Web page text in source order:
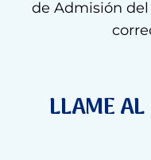
de Admisión
LLAME